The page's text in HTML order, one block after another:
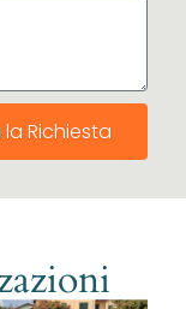
la Richiesta